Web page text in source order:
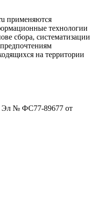
применяются
технологии
сбора, систематизации
на территории
Эл № ФС77-89677 от